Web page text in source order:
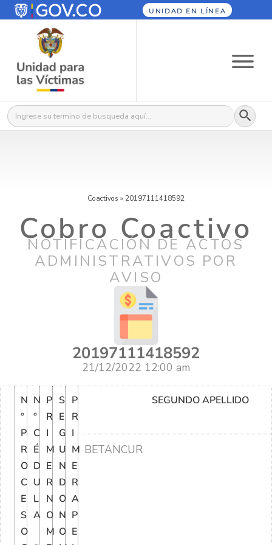
UNIDAD EN LÍNEA
Buscar: Botón
Coactivos » 20197111418592
Cobro Coactivo
NOTIFICACIÓN DE ACTOS
ADMINISTRATIVOS POR
AVISO
20197111418592
21/12/2022 12:00 am
N
°
P
R
O
C
E
S
O
N
°
C
É
D
U
L
A
P
R
I
M
E
R
N
O
M
S
E
G
U
N
D
O
N
O
P
R
I
M
E
R
A
P
E
SEGUNDO APELLIDO
BETANCUR